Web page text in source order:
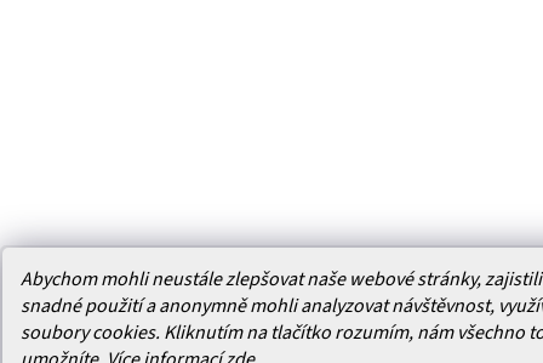
Abychom mohli neustále zlepšovat naše webové stránky,
snadné použití a anonymně mohli analyzovat návštěvnost,
soubory cookies. Kliknutím na tlačítko rozumím, nám všechno